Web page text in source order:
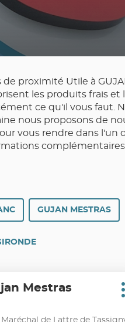
de proximité Utile à
les produits frais
ce qu'il vous faut.
nous proposons de
vous rendre dans l'un
complémentaires.
GUJAN MESTRAS
Mestras
de Lattre de